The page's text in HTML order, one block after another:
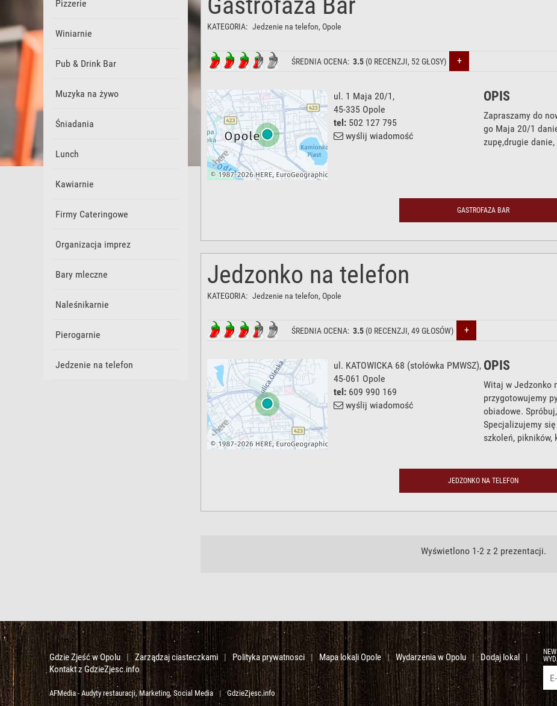
Pizzerie
Winiarnie
Pub & Drink Bar
Muzyka na żywo
Śniadania
Lunch
Kawiarnie
Firmy Cateringowe
Organizacja imprez
Bary mleczne
Naleśnikarnie
Pierogarnie
Jedzenie na telefon
KATEGORIA: Jedzenie na telefon, Opole
ŚREDNIA OCENA: 3.5 (0 RECENZJI, 52 GŁOSY) +
ul. 1 Maja 20/1 ,
45-335 Opole
tel: 502 127 795
wyślij wiadomość
OPIS
Zapraszamy do
go Maja 20/1
zupę,drugie
GASTROFAZA BAR
Jedzonko na telefon
KATEGORIA: Jedzenie na telefon, Opole
ŚREDNIA OCENA: 3.5 (0 RECENZJI, 49 GŁOSÓW) +
ul. KATOWICKA 68 (stołówka PMWSZ),
45-061 Opole
tel: 609 990 169
wyślij wiadomość
OPIS
Witaj w Jedzonko
przygotowujemy
obiadowe.
Specjalizujemy
szkoleń, pikników,
JEDZONKO NA TELEFON
Wyświetlono 1-2 z 2 prezentacji.
Gdzie Zjeść w Opolu | Zarządzaj ciasteczkami | Polityka prywatnosci | Mapa lokali Opole | Wydarzenia w Opolu | Dodaj lokal
|
Kontakt z GdzieZjesc.info
AFMedia - Audyty restauracji, Marketing, Social Media | GdzieZjesc.info